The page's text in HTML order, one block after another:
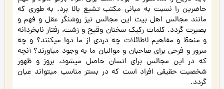
حاضرین را نسبت به مبانی مکتب تشیع بالا برد. به طوری که
مانند مجالس اهل بیت این مجالس نیز روشنگر عقل و فهم و
بصیرت گردد. کلمات رکیک سخنان وقیح و زشت، رفتار نابخردانه
و منحطّ و مفاهیم لاطائلات چه دردی از ما دوا میکنند؟ و چه
سرور و فرحی برای صاحبان و موالیان ما به وجود میآورند؟ آنچه
که در این مجالس برای انسان حاصل میشود، بروز و ظهور
شخصیت حقیقی افراد است که در بستر مناسب میتواند عیان
گردد.